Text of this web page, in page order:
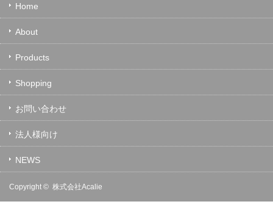
Home
About
Products
Shopping
お問い合わせ
法人様向け
NEWS
Copyright © 株式会社Acalie